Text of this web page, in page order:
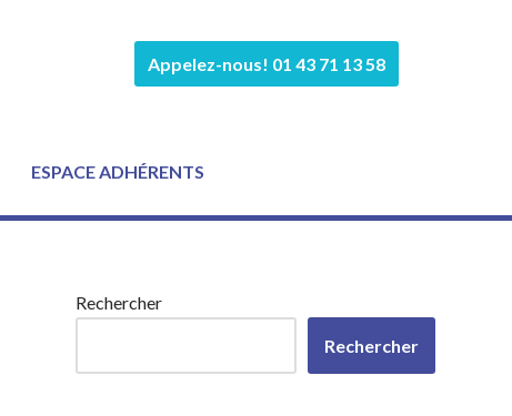
Appelez-nous! 01 43 71 13 58
ESPACE ADHÉRENTS
Rechercher
Rechercher